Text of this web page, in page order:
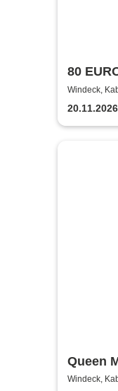
80
Windeck,
20.11.2026
Queen
Windeck,